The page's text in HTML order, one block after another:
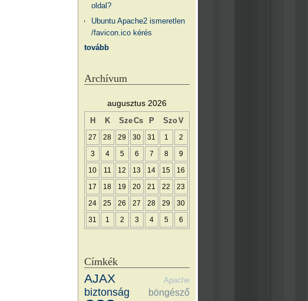
oldal?
Ubuntu Apache2 ismeretlen
/favicon.ico kérés
tovább
Archívum
augusztus 2026
H K SzeCs P SzoV
27 28 29 30 31 1 2
3 4 5 6 7 8 9
10 11 12 13 14 15 16
17 18 19 20 21 22 23
24 25 26 27 28 29 30
31 1 2 3 4 5 6
Címkék
AJAX Apache
biztonság böngésző